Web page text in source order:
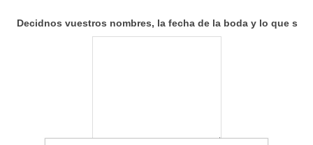
Decidnos vuestros nombres, la fecha de la boda y lo que se